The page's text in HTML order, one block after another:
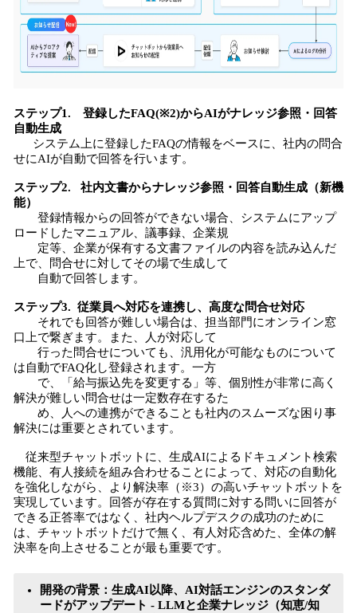
ステップ1. 登録したFAQ(※2)からAIがナレッジ参照・回答
自動生成
システム上に登録したFAQの情報をベースに、社内の問合
せにAIが自動で回答を行います。
ステップ2. 社内文書からナレッジ参照・回答自動生成（新機
能）
登録情報からの回答ができない場合、システムにアップ
ロードしたマニュアル、議事録、企業規
定等、企業が保有する文書ファイルの内容を読み込んだ
上で、問合せに対してその場で生成して
自動で回答します。
ステップ3. 従業員へ対応を連携し、高度な問合せ対応
それでも回答が難しい場合は、担当部門にオンライン窓
口上で繋ぎます。また、人が対応して
行った問合せについても、汎用化が可能なものについて
は自動でFAQ化し登録されます。一方
で、「給与振込先を変更する」等、個別性が非常に高く
解決が難しい問合せは一定数存在するた
め、人への連携ができることも社内のスムーズな困り事
解決には重要とされています。
従来型チャットボットに、生成AIによるドキュメント検索
機能、有人接続を組み合わせることによって、対応の自動化
を強化しながら、より解決率（※3）の高いチャットボットを
実現しています。回答が存在する質問に対する問いに回答が
できる正答率ではなく、社内ヘルプデスクの成功のために
は、チャットボットだけで無く、有人対応含めた、全体の解
決率を向上させることが最も重要です。
開発の背景：生成AI以降、AI対話エンジンのスタンダ
ードがアップデート - LLMと企業ナレッジ（知恵/知